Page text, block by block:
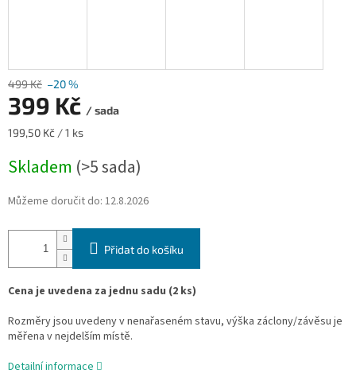
499 Kč –20 %
399 Kč / sada
Měrná
199,50 Kč / 1 ks
Skladem (>5 sada)
Můžeme doručit do: 12.8.2026
Přidat do košíku
Cena je uvedena za jednu sadu (2 ks)
Rozměry jsou uvedeny v nenařaseném stavu, výška záclony/závěsu je
měřena v nejdelším místě.
Detailní informace